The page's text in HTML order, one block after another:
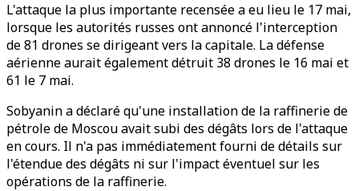
L'attaque la plus importante recensée a eu lieu le 17 mai,
lorsque les autorités russes ont annoncé l'interception
de 81 drones se dirigeant vers la capitale. La défense
aérienne aurait également détruit 38 drones le 16 mai et
61 le 7 mai.
Sobyanin a déclaré qu'une installation de la raffinerie de
pétrole de Moscou avait subi des dégâts lors de l'attaque
en cours. Il n'a pas immédiatement fourni de détails sur
l'étendue des dégâts ni sur l'impact éventuel sur les
opérations de la raffinerie.